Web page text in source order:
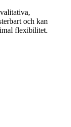
och kan
flexibilitet.